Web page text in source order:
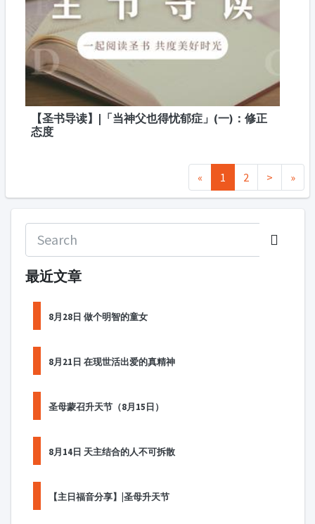
【圣书导读】|「当神父也得忧郁症」(一)：修正
态度
« 1 2 > »
最近文章
8月28日 做个明智的童女
8月21日 在现世活出爱的真精神
圣母蒙召升天节（8月15日）
8月14日 天主结合的人不可拆散
【主日福音分享】|圣母升天节